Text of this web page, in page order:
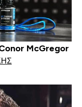
McGregor